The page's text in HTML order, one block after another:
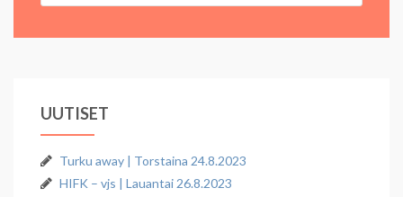
UUTISET
Turku away | Torstaina 24.8.2023
HIFK – vjs | Lauantai 26.8.2023